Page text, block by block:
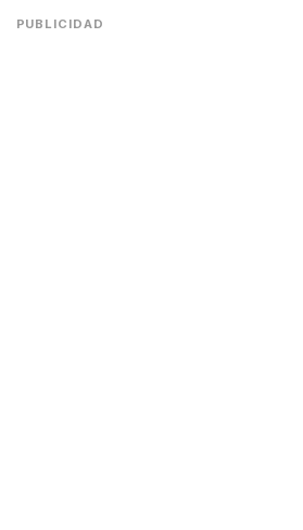
PUBLICIDAD